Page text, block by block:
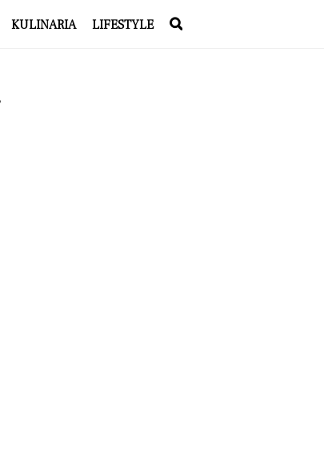
KULINARIA LIFESTYLE